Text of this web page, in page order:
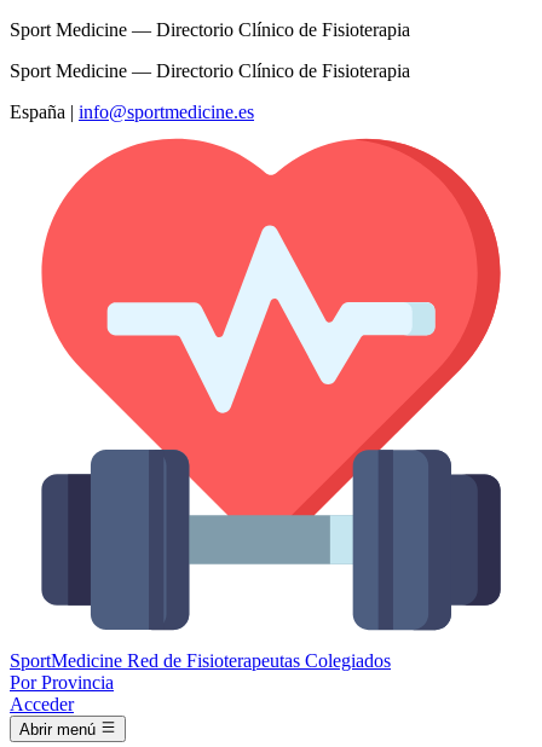
Sport Medicine — Directorio Clínico de Fisioterapia
Sport Medicine — Directorio Clínico de Fisioterapia
España | info@sportmedicine.es
SportMedicine Red de Fisioterapeutas Colegiados
Por Provincia
Acceder
Abrir menú